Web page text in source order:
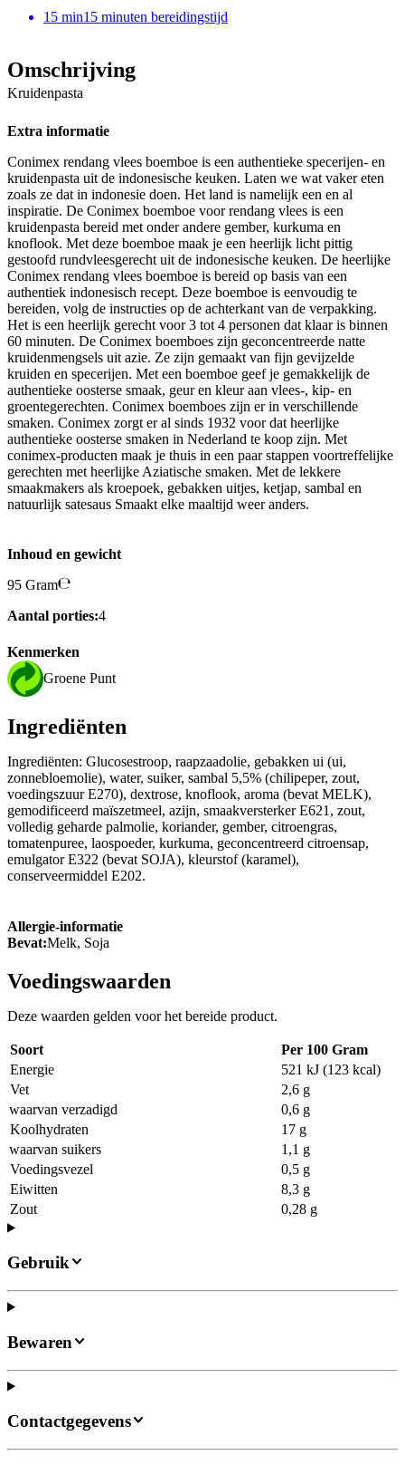
15 min15 minuten bereidingstijd
Omschrijving
Kruidenpasta
Extra informatie
Conimex rendang vlees boemboe is een authentieke specerijen- en
kruidenpasta uit de indonesische keuken. Laten we wat vaker eten
zoals ze dat in indonesie doen. Het land is namelijk een en al
inspiratie. De Conimex boemboe voor rendang vlees is een
kruidenpasta bereid met onder andere gember, kurkuma en
knoflook. Met deze boemboe maak je een heerlijk licht pittig
gestoofd rundvleesgerecht uit de indonesische keuken. De heerlijke
Conimex rendang vlees boemboe is bereid op basis van een
authentiek indonesisch recept. Deze boemboe is eenvoudig te
bereiden, volg de instructies op de achterkant van de verpakking.
Het is een heerlijk gerecht voor 3 tot 4 personen dat klaar is binnen
60 minuten. De Conimex boemboes zijn geconcentreerde natte
kruidenmengsels uit azie. Ze zijn gemaakt van fijn gevijzelde
kruiden en specerijen. Met een boemboe geef je gemakkelijk de
authentieke oosterse smaak, geur en kleur aan vlees-, kip- en
groentegerechten. Conimex boemboes zijn er in verschillende
smaken. Conimex zorgt er al sinds 1932 voor dat heerlijke
authentieke oosterse smaken in Nederland te koop zijn. Met
conimex-producten maak je thuis in een paar stappen voortreffelijke
gerechten met heerlijke Aziatische smaken. Met de lekkere
smaakmakers als kroepoek, gebakken uitjes, ketjap, sambal en
natuurlijk satesaus Smaakt elke maaltijd weer anders.
Inhoud en gewicht
95 Gram
Aantal porties:4
Kenmerken
Groene Punt
Ingrediënten
Ingrediënten: Glucosestroop, raapzaadolie, gebakken ui (ui,
zonnebloemolie), water, suiker, sambal 5,5% (chilipeper, zout,
voedingszuur E270), dextrose, knoflook, aroma (bevat MELK),
gemodificeerd maïszetmeel, azijn, smaakversterker E621, zout,
volledig geharde palmolie, koriander, gember, citroengras,
tomatenpuree, laospoeder, kurkuma, geconcentreerd citroensap,
emulgator E322 (bevat SOJA), kleurstof (karamel),
conserveermiddel E202.
Allergie-informatie
Bevat:Melk, Soja
Voedingswaarden
Deze waarden gelden voor het bereide product.
Soort
Per 100 Gram
Energie
521 kJ (123 kcal)
Vet
2,6 g
waarvan verzadigd
0,6 g
Koolhydraten
17 g
waarvan suikers
1,1 g
Voedingsvezel
0,5 g
Eiwitten
8,3 g
Zout
0,28 g
Gebruik
Bewaren
Contactgegevens